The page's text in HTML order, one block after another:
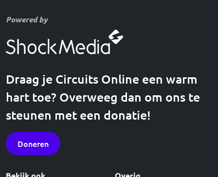
Powered by
Draag je Circuits Online een warm
hart toe? Overweeg dan om ons te
steunen met een donatie!
Doneren